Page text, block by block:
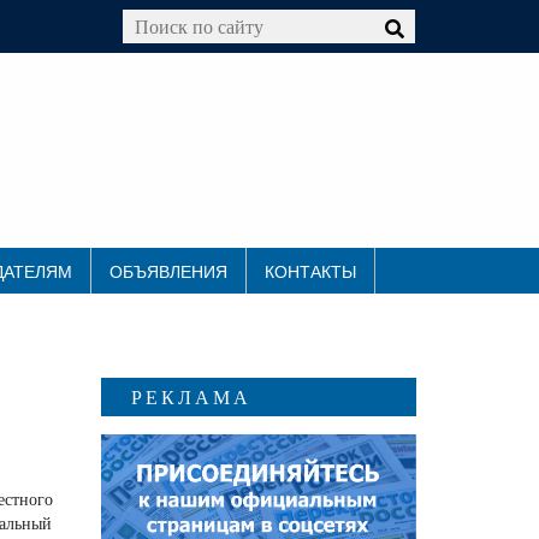
ОБЪЯВЛЕНИЯ КОНТАКТЫ
РЕКЛАМА